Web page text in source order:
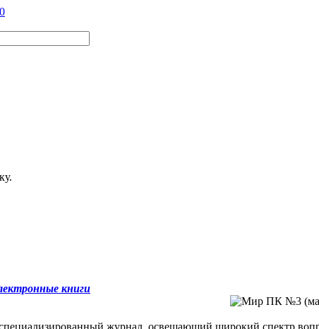
книги
журнал, освещающий широкий спектр